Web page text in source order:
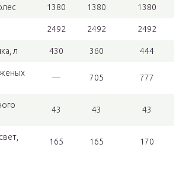
1380 1380 1380
2492 2492 2492
л 430 360 444
— 705 777
43 43 43
165 165 170